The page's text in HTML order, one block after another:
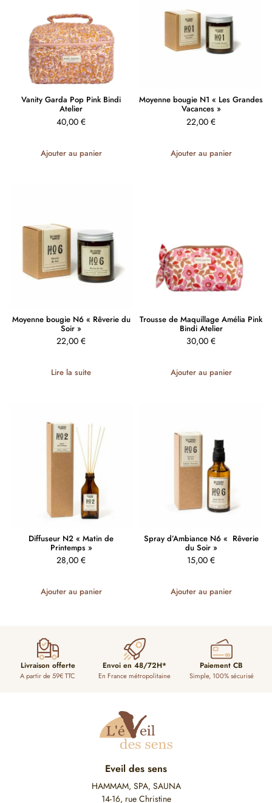
Vanity Garda Pop Pink Bindi
Atelier
40,00 €
Ajouter au panier
Moyenne bougie N1 « Les Grandes
Vacances »
22,00 €
Ajouter au panier
Moyenne bougie N6 « Rêverie du
Soir »
22,00 €
Lire la suite
Trousse de Maquillage Amélia Pink
Bindi Atelier
30,00 €
Ajouter au panier
Diffuseur N2 « Matin de
Printemps »
28,00 €
Ajouter au panier
Spray d’Ambiance N6 « Rêverie
du Soir »
15,00 €
Ajouter au panier
Livraison offerte
A partir de 59€ TTC
Envoi en 48/72H*
En France métropolitaine
Paiement CB
Simple, 100% sécurisé
Eveil des sens
HAMMAM, SPA, SAUNA
14-16, rue Christine